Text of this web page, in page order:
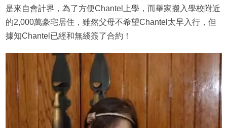
是來自會計界，為了方便Chantel上學，而舉家搬入學校附近
的2,000萬豪宅居住，雖然父母不希望Chantel太早入行，但
據知Chantel已經和無綫簽了合約！